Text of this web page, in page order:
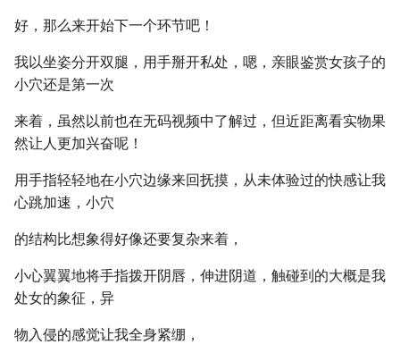
好，那么来开始下一个环节吧！
我以坐姿分开双腿，用手掰开私处，嗯，亲眼鉴赏女孩子的
小穴还是第一次
来着，虽然以前也在无码视频中了解过，但近距离看实物果
然让人更加兴奋呢！
用手指轻轻地在小穴边缘来回抚摸，从未体验过的快感让我
心跳加速，小穴
的结构比想象得好像还要复杂来着，
小心翼翼地将手指拨开阴唇，伸进阴道，触碰到的大概是我
处女的象征，异
物入侵的感觉让我全身紧绷，